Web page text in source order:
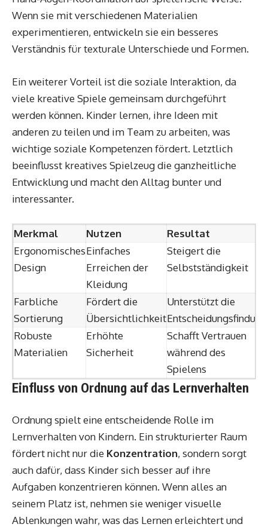
Wenn sie mit verschiedenen Materialien
experimentieren, entwickeln sie ein besseres
Verständnis für texturale Unterschiede und Formen.
Ein weiterer Vorteil ist die soziale Interaktion, da
viele kreative Spiele gemeinsam durchgeführt
werden können. Kinder lernen, ihre Ideen mit
anderen zu teilen und im Team zu arbeiten, was
wichtige soziale Kompetenzen fördert. Letztlich
beeinflusst kreatives Spielzeug die ganzheitliche
Entwicklung und macht den Alltag bunter und
interessanter.
Merkmal Nutzen
Resultat
Ergonomisches
Design
Einfaches
Erreichen der
Kleidung
Steigert die
Selbstständigkeit
Farbliche
Sortierung
Fördert die
Übersichtlichkeit
Unterstützt die
Entscheidungsfindung
Robuste
Materialien
Erhöhte
Sicherheit
Schafft Vertrauen
während des
Spielens
Einfluss von Ordnung auf das Lernverhalten
Ordnung spielt eine entscheidende Rolle im
Lernverhalten von Kindern. Ein strukturierter Raum
fördert nicht nur die Konzentration, sondern sorgt
auch dafür, dass Kinder sich besser auf ihre
Aufgaben konzentrieren können. Wenn alles an
seinem Platz ist, nehmen sie weniger visuelle
Ablenkungen wahr, was das Lernen erleichtert und